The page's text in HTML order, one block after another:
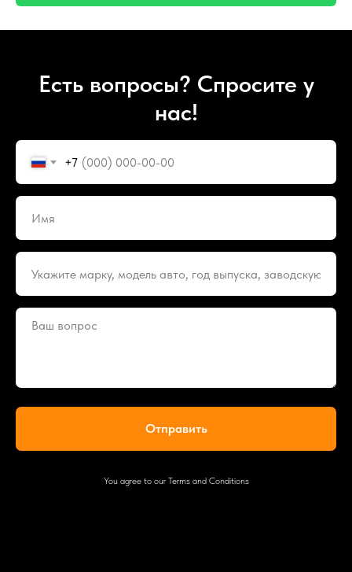
Есть вопросы? Спросите у
нас!
+7
Отправить
You agree to our Terms and Conditions